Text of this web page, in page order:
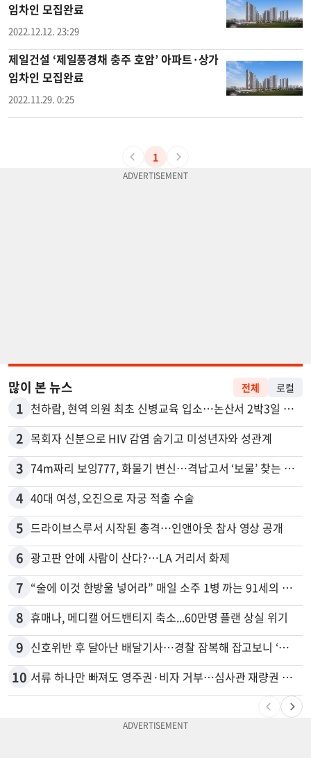
임차인 모집완료
2022.12.12. 23:29
제일건설 ‘제일풍경채 충주 호암’ 아파트·상가
임차인 모집완료
2022.11.29. 0:25
1
많이 본 뉴스 전체 로컬
1 천하람, 현역 의원 최초 신병교육 입소…논산서 2박3일 생활
2 목회자 신분으로 HIV 감염 숨기고 미성년자와 성관계
3 74m짜리 보잉777, 화물기 변신…격납고서 ‘보물’ 찾는 인천공항
4 40대 여성, 오진으로 자궁 적출 수술
5 드라이브스루서 시작된 총격…인앤아웃 참사 영상 공개
6 광고판 안에 사람이 산다?…LA 거리서 화제
7 “술에 이것 한방울 넣어라” 매일 소주 1병 까는 91세의 철칙
8 휴매나, 메디캘 어드밴티지 축소...60만명 플랜 상실 위기
9 신호위반 후 달아난 배달기사…경찰 잠복해 잡고보니 ‘반전’
10 서류 하나만 빠져도 영주권·비자 거부…심사관 재량권 대폭 확대